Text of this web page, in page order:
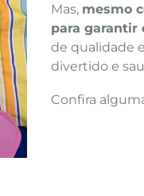
Mas, mesmo
para garantir
de qualidade
divertido e
Confira